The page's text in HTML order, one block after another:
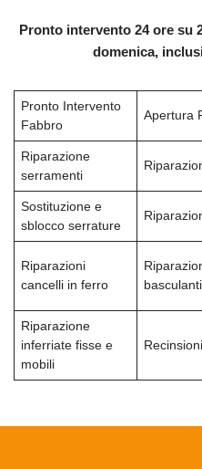
Pronto intervento 24 ore su
domenica,
Pronto Intervento
Fabbro
Apertura
Riparazione
serramenti
Sostituzione e
sblocco serrature
Riparazioni
cancelli in ferro
Riparazione
inferriate fisse e
mobili